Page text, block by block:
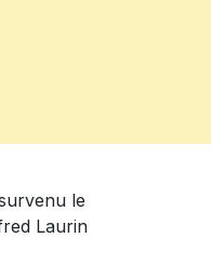
le
Laurin